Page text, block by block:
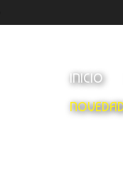
INICIO